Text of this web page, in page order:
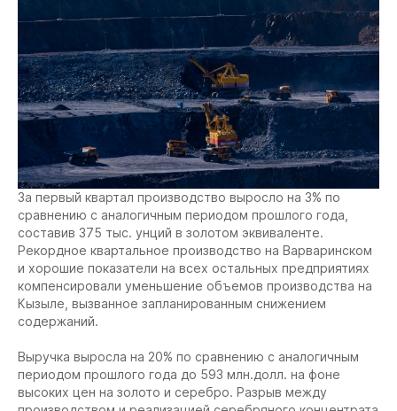
За первый квартал производство выросло на 3% по
сравнению с аналогичным периодом прошлого года,
составив 375 тыс. унций в золотом эквиваленте.
Рекордное квартальное производство на Варваринском
и хорошие показатели на всех остальных предприятиях
компенсировали уменьшение объемов производства на
Кызыле, вызванное запланированным снижением
содержаний.
Выручка выросла на 20% по сравнению с аналогичным
периодом прошлого года до 593 млн.долл. на фоне
высоких цен на золото и серебро. Разрыв между